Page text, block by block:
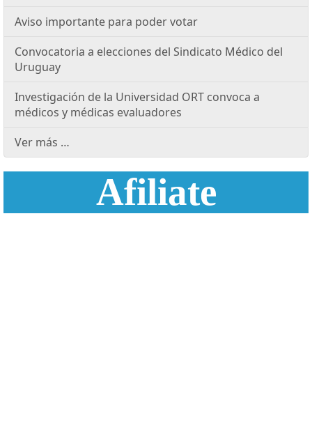
Aviso importante para poder votar
Convocatoria a elecciones del Sindicato Médico del
Uruguay
Investigación de la Universidad ORT convoca a
médicos y médicas evaluadores
Ver más …
Afiliate